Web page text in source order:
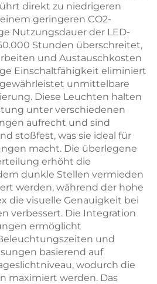
direkt zu niedrigeren
geringeren CO2-
Nutzungsdauer der LED-
Stunden überschreitet,
und Austauschkosten
Einschaltfähigkeit eliminiert
unmittelbare
Diese Leuchten halten
unter verschiedenen
aufrecht und sind
stoßfest, was sie ideal für
macht. Die überlegene
erhöht die
dunkle Stellen vermieden
werden, während der hohe
die visuelle Genauigkeit bei
verbessert. Die Integration
ermöglicht
und
basierend auf
wodurch die
maximiert werden. Das